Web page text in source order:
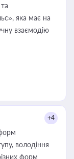
яка має на
взаємодію
+4
володіння
форм